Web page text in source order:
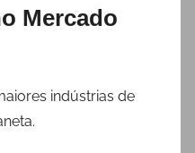
Mercado
indústrias de